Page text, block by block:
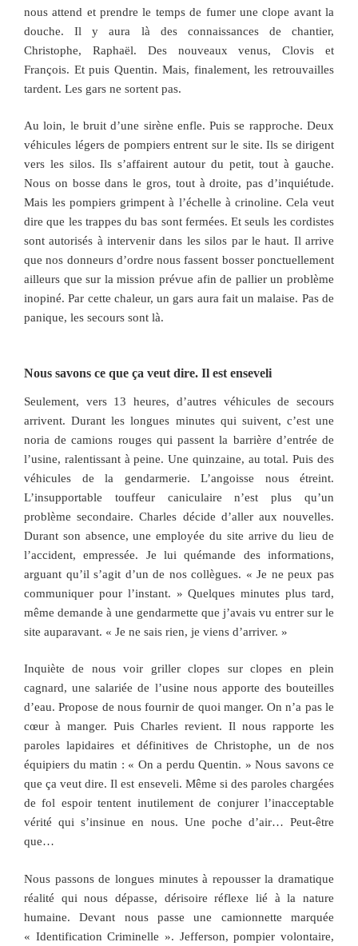
nous attend et prendre le temps de fumer une clope avant la
douche. Il y aura là des connaissances de chantier,
Christophe, Raphaël. Des nouveaux venus, Clovis et
François. Et puis Quentin. Mais, finalement, les retrouvailles
tardent. Les gars ne sortent pas.
Au loin, le bruit d’une sirène enfle. Puis se rapproche. Deux
véhicules légers de pompiers entrent sur le site. Ils se dirigent
vers les silos. Ils s’affairent autour du petit, tout à gauche.
Nous on bosse dans le gros, tout à droite, pas d’inquiétude.
Mais les pompiers grimpent à l’échelle à crinoline. Cela veut
dire que les trappes du bas sont fermées. Et seuls les cordistes
sont autorisés à intervenir dans les silos par le haut. Il arrive
que nos donneurs d’ordre nous fassent bosser ponctuellement
ailleurs que sur la mission prévue afin de pallier un problème
inopiné. Par cette chaleur, un gars aura fait un malaise. Pas de
panique, les secours sont là.
Nous savons ce que ça veut dire. Il est enseveli
Seulement, vers 13 heures, d’autres véhicules de secours
arrivent. Durant les longues minutes qui suivent, c’est une
noria de camions rouges qui passent la barrière d’entrée de
l’usine, ralentissant à peine. Une quinzaine, au total. Puis des
véhicules de la gendarmerie. L’angoisse nous étreint.
L’insupportable touffeur caniculaire n’est plus qu’un
problème secondaire. Charles décide d’aller aux nouvelles.
Durant son absence, une employée du site arrive du lieu de
l’accident, empressée. Je lui quémande des informations,
arguant qu’il s’agit d’un de nos collègues. « Je ne peux pas
communiquer pour l’instant. » Quelques minutes plus tard,
même demande à une gendarmette que j’avais vu entrer sur le
site auparavant. « Je ne sais rien, je viens d’arriver. »
Inquiète de nous voir griller clopes sur clopes en plein
cagnard, une salariée de l’usine nous apporte des bouteilles
d’eau. Propose de nous fournir de quoi manger. On n’a pas le
cœur à manger. Puis Charles revient. Il nous rapporte les
paroles lapidaires et définitives de Christophe, un de nos
équipiers du matin : « On a perdu Quentin. » Nous savons ce
que ça veut dire. Il est enseveli. Même si des paroles chargées
de fol espoir tentent inutilement de conjurer l’inacceptable
vérité qui s’insinue en nous. Une poche d’air… Peut-être
que…
Nous passons de longues minutes à repousser la dramatique
réalité qui nous dépasse, dérisoire réflexe lié à la nature
humaine. Devant nous passe une camionnette marquée
« Identification Criminelle ». Jefferson, pompier volontaire,